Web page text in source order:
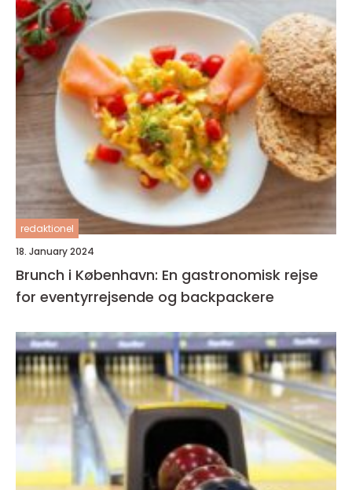
redaktionel
18. January 2024
Brunch i København: En gastronomisk rejse
for eventyrrejsende og backpackere